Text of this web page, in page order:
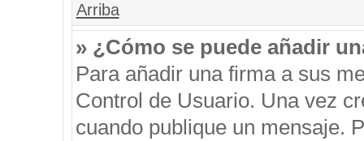
Arriba
» ¿Cómo se puede añadir
Para añadir una firma a sus
Control de Usuario. Una vez
cuando publique un mensaje.